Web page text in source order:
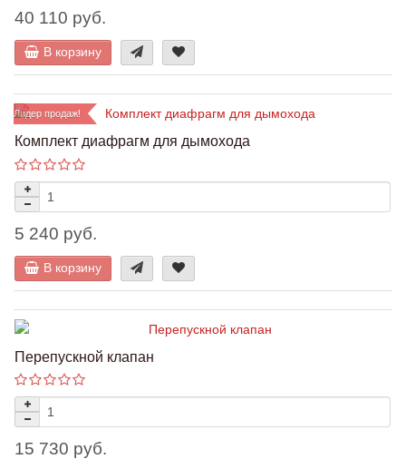
40 110 руб.
В корзину
Лидер продаж!
Комплект диафрагм для дымохода
5 240 руб.
В корзину
Перепускной клапан
15 730 руб.